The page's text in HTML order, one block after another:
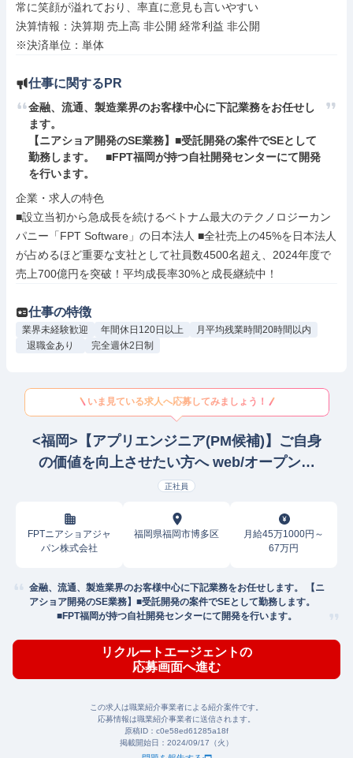
常に笑顔が溢れており、率直に意見も言いやすい
決算情報：決算期 売上高 非公開 経常利益 非公開
※決済単位：単体
仕事に関するPR
金融、流通、製造業界のお客様中心に下記業務をお任せし
ます。
【ニアショア開発のSE業務】■受託開発の案件でSEとして
勤務します。　■FPT福岡が持つ自社開発センターにて開発
を行います。
企業・求人の特色
■設立当初から急成長を続けるベトナム最大のテクノロジーカン
パニー「FPT Software」の日本法人 ■全社売上の45%を日本法人
が占めるほど重要な支社として社員数4500名超え、2024年度で
売上700億円を突破！平均成長率30%と成長継続中！
仕事の特徴
業界未経験歓迎 年間休日120日以上
月平均残業時間20時間以内
退職金あり
完全週休2日制
いま見ている求人へ応募してみましょう！
<福岡>【アプリエンジニア(PM候補)】ご自身
の価値を向上させたい方へ web/オープンプ
ロジェクトリーダー
正社員
FPTニアショアジャ
パン株式会社
福岡県福岡市博多区
月給45万1000円～
67万円
金融、流通、製造業界のお客様中心に下記業務をお任せします。 【ニ
アショア開発のSE業務】■受託開発の案件でSEとして勤務します。
■FPT福岡が持つ自社開発センターにて開発を行います。
リクルートエージェントの
応募画面へ進む
この求人は職業紹介事業者による紹介案件です。
応募情報は職業紹介事業者に送信されます。
原稿ID： c0e58ed61285a18f
掲載開始日： 2024/09/17（火）